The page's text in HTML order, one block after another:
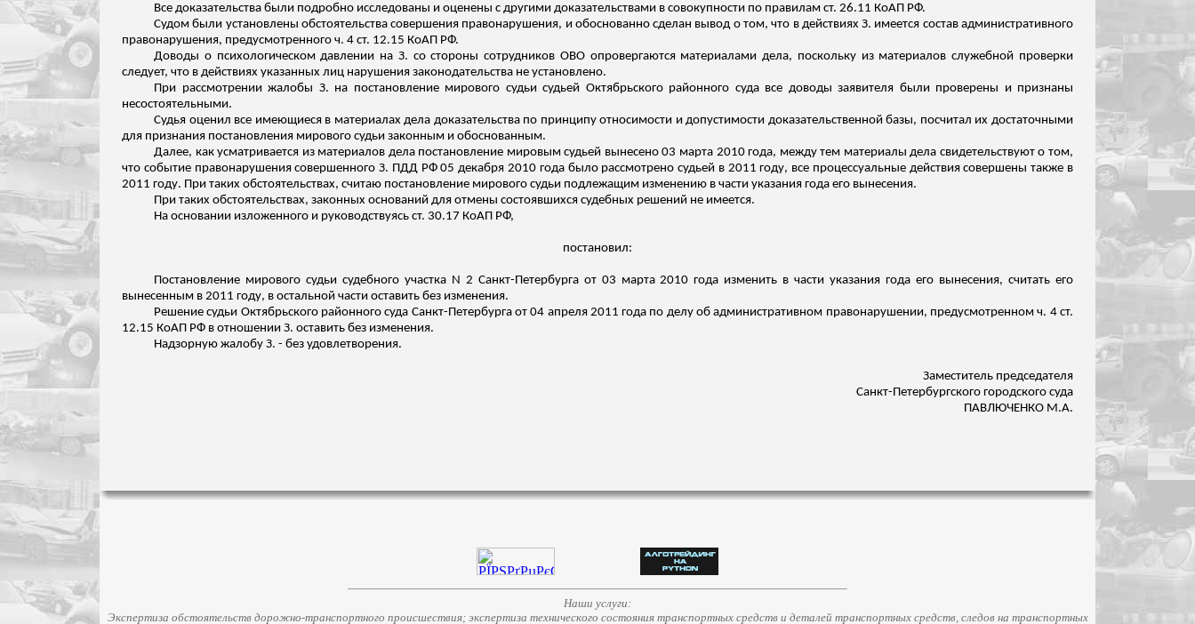
Все доказательства были подробно исследованы и оценены с другими доказательствами в совокупности по правилам ст. 26.11 КоАП РФ.
Судом были установлены обстоятельства совершения правонарушения, и обоснованно сделан вывод о том, что в действиях З. имеется состав административного
правонарушения, предусмотренного ч. 4 ст. 12.15 КоАП РФ.
Доводы о психологическом давлении на З. со стороны сотрудников ОВО опровергаются материалами дела, поскольку из материалов служебной проверки
следует, что в действиях указанных лиц нарушения законодательства не установлено.
При рассмотрении жалобы З. на постановление мирового судьи судьей Октябрьского районного суда все доводы заявителя были проверены и признаны
несостоятельными.
Судья оценил все имеющиеся в материалах дела доказательства по принципу относимости и допустимости доказательственной базы, посчитал их достаточными
для признания постановления мирового судьи законным и обоснованным.
Далее, как усматривается из материалов дела постановление мировым судьей вынесено 03 марта 2010 года, между тем материалы дела свидетельствуют о том,
что событие правонарушения совершенного З. ПДД РФ 05 декабря 2010 года было рассмотрено судьей в 2011 году, все процессуальные действия совершены также в
2011 году. При таких обстоятельствах, считаю постановление мирового судьи подлежащим изменению в части указания года его вынесения.
При таких обстоятельствах, законных оснований для отмены состоявшихся судебных решений не имеется.
На основании изложенного и руководствуясь ст. 30.17 КоАП РФ,
постановил:
Постановление мирового судьи судебного участка N 2 Санкт-Петербурга от 03 марта 2010 года изменить в части указания года его вынесения, считать его
вынесенным в 2011 году, в остальной части оставить без изменения.
Решение судьи Октябрьского районного суда Санкт-Петербурга от 04 апреля 2011 года по делу об административном правонарушении, предусмотренном ч. 4 ст.
12.15 КоАП РФ в отношении З. оставить без изменения.
Надзорную жалобу З. - без удовлетворения.
Заместитель председателя
Санкт-Петербургского городского суда
ПАВЛЮЧЕНКО М.А.
Наши услуги:
Экспертиза обстоятельств дорожно-транспортного происшествия; экспертиза технического состояния транспортных средств и деталей транспортных средств, следов на транспортных